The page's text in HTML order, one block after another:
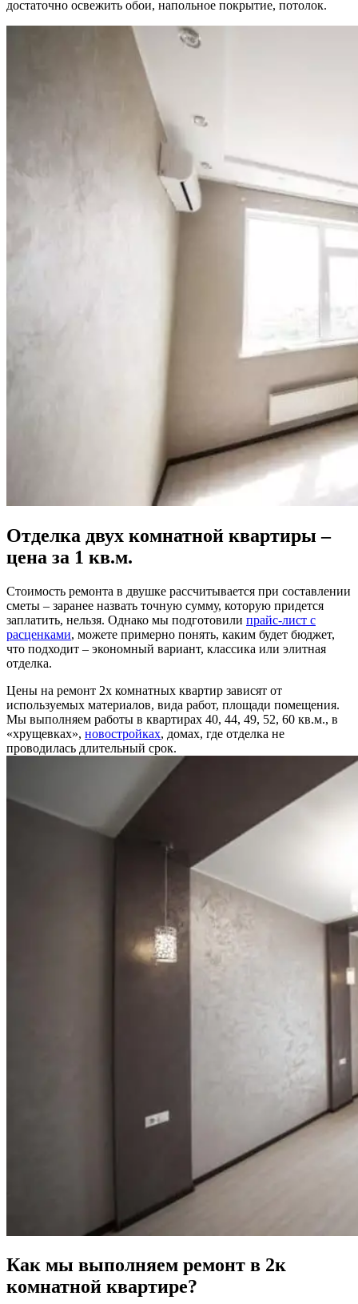
достаточно освежить обои, напольное покрытие, потолок.
Отделка двух комнатной квартиры –
цена за 1 кв.м.
Стоимость ремонта в двушке рассчитывается при составлении
сметы – заранее назвать точную сумму, которую придется
заплатить, нельзя. Однако мы подготовили прайс-лист с
расценками, можете примерно понять, каким будет бюджет,
что подходит – экономный вариант, классика или элитная
отделка.
Цены на ремонт 2х комнатных квартир зависят от
используемых материалов, вида работ, площади помещения.
Мы выполняем работы в квартирах 40, 44, 49, 52, 60 кв.м., в
«хрущевках», новостройках, домах, где отделка не
проводилась длительный срок.
Как мы выполняем ремонт в 2к
комнатной квартире?